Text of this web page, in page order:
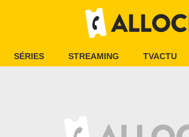
SÉRIES STREAMING TVACTU